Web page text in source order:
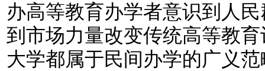
办高等教育办学者意识到人
到市场力量改变传统高等教
大学都属于民间办学的广义